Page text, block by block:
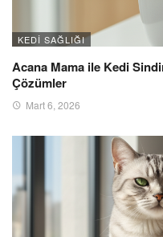
KEDI SAĞLIĞI
Acana Mama ile Kedi
Çözümler
Mart 6, 2026